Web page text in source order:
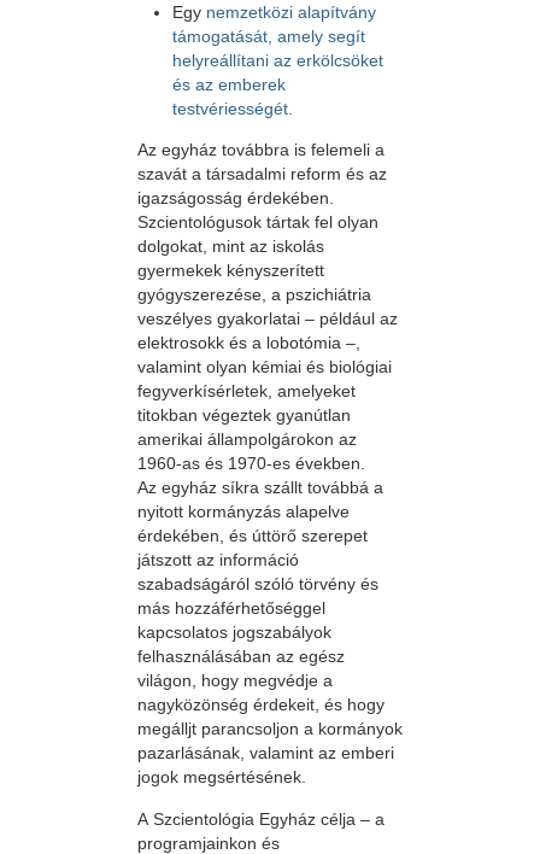
Egy nemzetközi alapítvány
támogatását, amely segít
helyreállítani az erkölcsöket
és az emberek
testvériességét.
Az egyház továbbra is felemeli a
szavát a társadalmi reform és az
igazságosság érdekében.
Szcientológusok tártak fel olyan
dolgokat, mint az iskolás
gyermekek kényszerített
gyógyszerezése, a pszichiátria
veszélyes gyakorlatai – például az
elektrosokk és a lobotómia –,
valamint olyan kémiai és biológiai
fegyverkísérletek, amelyeket
titokban végeztek gyanútlan
amerikai állampolgárokon az
1960-as és 1970-es években.
Az egyház síkra szállt továbbá a
nyitott kormányzás alapelve
érdekében, és úttörő szerepet
játszott az információ
szabadságáról szóló törvény és
más hozzáférhetőséggel
kapcsolatos jogszabályok
felhasználásában az egész
világon, hogy megvédje a
nagyközönség érdekeit, és hogy
megálljt parancsoljon a kormányok
pazarlásának, valamint az emberi
jogok megsértésének.
A Szcientológia Egyház célja – a
programjainkon és